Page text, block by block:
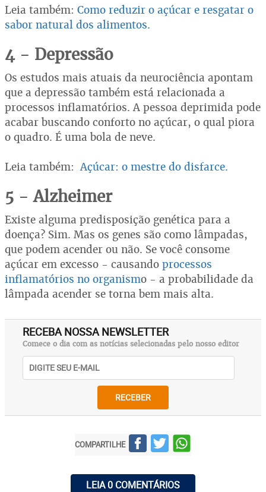
Leia também: Como reduzir o açúcar e resgatar o
sabor natural dos alimentos.
4 - Depressão
Os estudos mais atuais da neurociência apontam
que a depressão também está relacionada a
processos inflamatórios. A pessoa deprimida pode
acabar buscando conforto no açúcar, o qual piora
o quadro. É uma bola de neve.
Leia também: Açúcar: o mestre do disfarce.
5 - Alzheimer
Existe alguma predisposição genética para a
doença? Sim. Mas os genes são como lâmpadas,
que podem acender ou não. Se você consome
açúcar em excesso - causando processos
inflamatórios no organismo - a probabilidade da
lâmpada acender se torna bem mais alta.
RECEBA NOSSA NEWSLETTER
Comece o dia com as notícias selecionadas pelo nosso editor
RECEBER
COMPARTILHE
LEIA 0 COMENTÁRIOS